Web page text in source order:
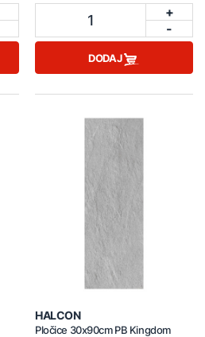
1
+
-
DODAJ
HALCON
Pločice 30x90cm PB Kingdom